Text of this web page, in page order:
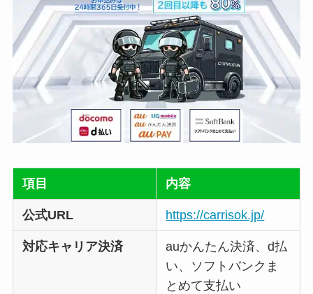
項目 内容
公式URL https://carrisok.jp/
対応キャリア決済
auかんたん決済、d払
い、ソフトバンクま
とめて支払い